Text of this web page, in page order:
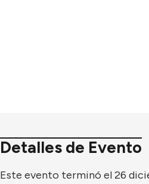
Detalles de Evento
Este evento terminó el 26